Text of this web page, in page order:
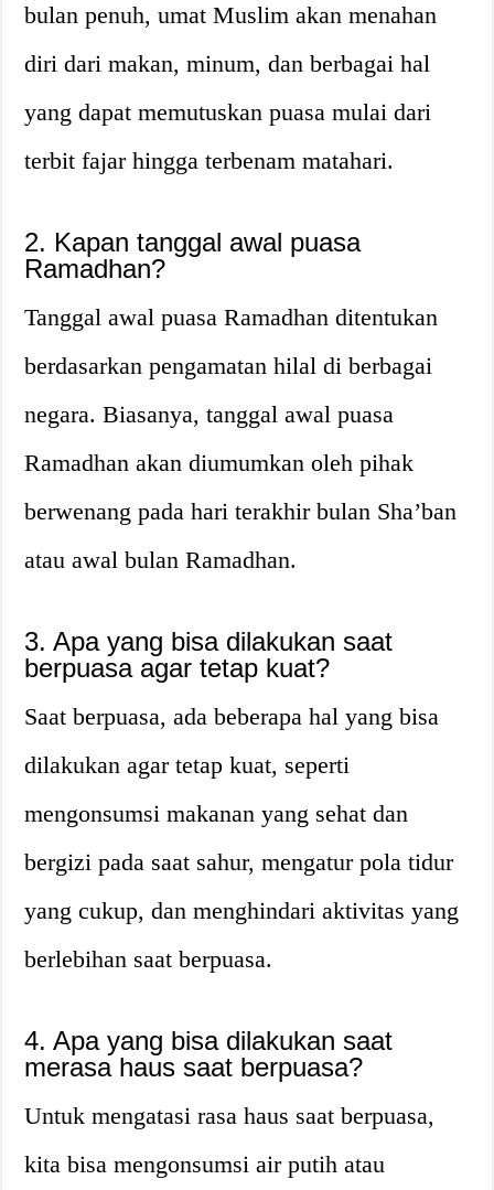
bulan penuh, umat Muslim akan menahan
diri dari makan, minum, dan berbagai hal
yang dapat memutuskan puasa mulai dari
terbit fajar hingga terbenam matahari.
2. Kapan tanggal awal puasa
Ramadhan?
Tanggal awal puasa Ramadhan ditentukan
berdasarkan pengamatan hilal di berbagai
negara. Biasanya, tanggal awal puasa
Ramadhan akan diumumkan oleh pihak
berwenang pada hari terakhir bulan Sha’ban
atau awal bulan Ramadhan.
3. Apa yang bisa dilakukan saat
berpuasa agar tetap kuat?
Saat berpuasa, ada beberapa hal yang bisa
dilakukan agar tetap kuat, seperti
mengonsumsi makanan yang sehat dan
bergizi pada saat sahur, mengatur pola tidur
yang cukup, dan menghindari aktivitas yang
berlebihan saat berpuasa.
4. Apa yang bisa dilakukan saat
merasa haus saat berpuasa?
Untuk mengatasi rasa haus saat berpuasa,
kita bisa mengonsumsi air putih atau